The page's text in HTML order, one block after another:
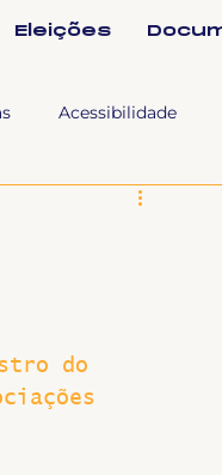
Eleições
Acessibilidade
do